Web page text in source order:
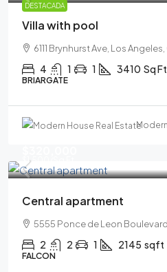
DESTACADA
Villa with pool
6111 Brynhurst Ave, Los
4 1 1 3410 Sq Ft
BRIARGATE
$1,500
Central apartment
5555 Ponce de Leon
2 2 1 2145 sqft
FALCON